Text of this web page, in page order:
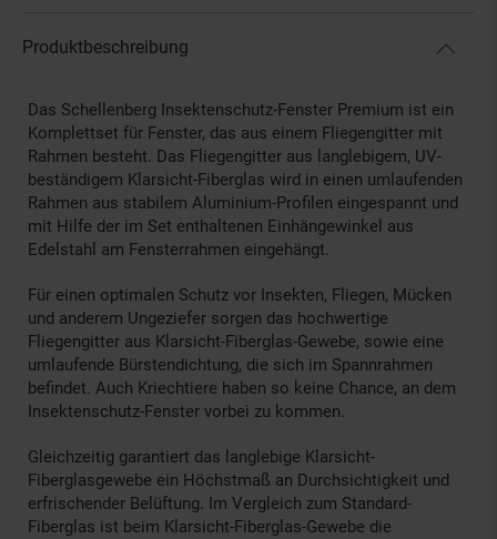
Produktbeschreibung
Das Schellenberg Insektenschutz-Fenster Premium ist ein
Komplettset für Fenster, das aus einem Fliegengitter mit
Rahmen besteht. Das Fliegengitter aus langlebigem, UV-
beständigem Klarsicht-Fiberglas wird in einen umlaufenden
Rahmen aus stabilem Aluminium-Profilen eingespannt und
mit Hilfe der im Set enthaltenen Einhängewinkel aus
Edelstahl am Fensterrahmen eingehängt.
Für einen optimalen Schutz vor Insekten, Fliegen, Mücken
und anderem Ungeziefer sorgen das hochwertige
Fliegengitter aus Klarsicht-Fiberglas-Gewebe, sowie eine
umlaufende Bürstendichtung, die sich im Spannrahmen
befindet. Auch Kriechtiere haben so keine Chance, an dem
Insektenschutz-Fenster vorbei zu kommen.
Gleichzeitig garantiert das langlebige Klarsicht-
Fiberglasgewebe ein Höchstmaß an Durchsichtigkeit und
erfrischender Belüftung. Im Vergleich zum Standard-
Fiberglas ist beim Klarsicht-Fiberglas-Gewebe die